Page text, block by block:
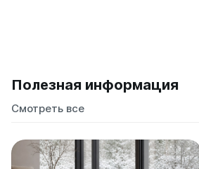
Полезная информация
Смотреть все